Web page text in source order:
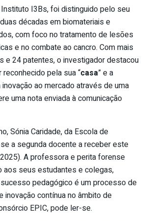
I3Bs, foi distinguido pelo seu
décadas em biomateriais e
com foco no tratamento de lesões
e no combate ao cancro. Com mais
e 24 patentes, o investigador destacou
pela sua “casa” e a
ao mercado através de uma
uma nota enviada à comunicação
Sónia Caridade, da Escola de
a segunda docente a receber este
A professora e perita forense
aos seus estudantes e colegas,
pedagógico é um processo de
inovação contínua no âmbito de
EPIC, pode ler-se.